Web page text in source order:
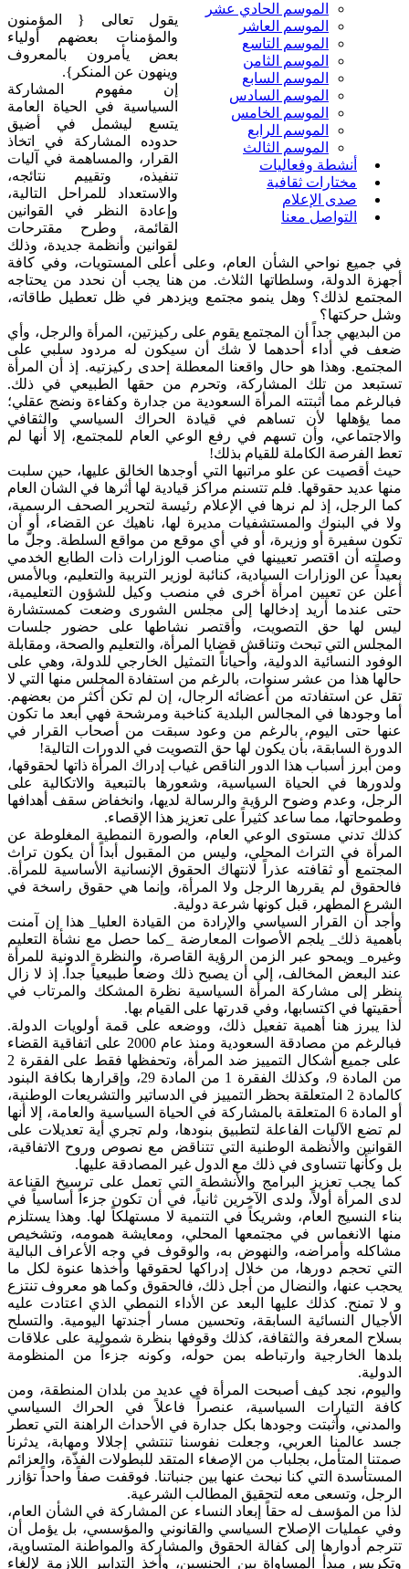
الموسم الحادي عشر
الموسم العاشر
الموسم التاسع
الموسم الثامن
الموسم السابع
الموسم السادس
الموسم الخامس
الموسم الرابع
الموسم الثالث
أنشطة وفعاليات
مختارات ثقافية
صدى الإعلام
التواصل معنا
يقول تعالى { المؤمنون
والمؤمنات بعضهم أولياء
بعض يأمرون بالمعروف
وينهون عن المنكر}.
إن مفهوم المشاركة
السياسية في الحياة العامة
يتسع ليشمل في أضيق
حدوده المشاركة في اتخاذ
القرار، والمساهمة في آليات
تنفيذه، وتقييم نتائجه،
والاستعداد للمراحل التالية،
وإعادة النظر في القوانين
القائمة، وطرح مقترحات
لقوانين وأنظمة جديدة، وذلك
في جميع نواحي الشأن العام، وعلى أعلى المستويات، وفي كافة
أجهزة الدولة، وسلطاتها الثلاث. من هنا يجب أن نحدد من يحتاجه
المجتمع لذلك؟ وهل ينمو مجتمع ويزدهر في ظل تعطيل طاقاته،
وشل حركتها؟
من البديهي جداً أن المجتمع يقوم على ركيزتين، المرأة والرجل، وأي
ضعف في أداء أحدهما لا شك أن سيكون له مردود سلبي على
المجتمع. وهذا هو حال واقعنا المعطلة إحدى ركيزتيه. إذ أن المرأة
تستبعد من تلك المشاركة، وتحرم من حقها الطبيعي في ذلك.
فبالرغم مما أثبتته المرأة السعودية من جدارة وكفاءة ونضج عقلي؛
مما يؤهلها لأن تساهم في قيادة الحراك السياسي والثقافي
والاجتماعي، وأن تسهم في رفع الوعي العام للمجتمع، إلا أنها لم
تعط الفرصة الكاملة للقيام بذلك!
حيث أقصيت عن علو مراتبها التي أوجدها الخالق عليها، حين سلبت
منها عديد حقوقها. فلم تتسنم مراكز قيادية لها أثرها في الشأن العام
كما الرجل، إذ لم نرها في الإعلام رئيسة لتحرير الصحف الرسمية،
ولا في البنوك والمستشفيات مديرة لها، ناهيك عن القضاء، أو أن
تكون سفيرة أو وزيرة، أو في أي موقع من مواقع السلطة. وجلّ ما
وصلته أن اقتصر تعيينها في مناصب الوزارات ذات الطابع الخدمي
بعيداً عن الوزارات السيادية، كنائبة لوزير التربية والتعليم، وبالأمس
أعلن عن تعيين امرأة أخرى في منصب وكيل للشؤون التعليمية،
حتى عندما أريد إدخالها إلى مجلس الشورى وضعت كمستشارة
ليس لها حق التصويت، وأقتصر نشاطها على حضور جلسات
المجلس التي تبحث وتناقش قضايا المرأة، والتعليم والصحة، ومقابلة
الوفود النسائية الدولية، وأحياناً التمثيل الخارجي للدولة، وهي على
حالها هذا من عشر سنوات، بالرغم من استفادة المجلس منها التي لا
تقل عن استفادته من أعضائه الرجال، إن لم تكن أكثر من بعضهم.
أما وجودها في المجالس البلدية كناخبة ومرشحة فهي أبعد ما تكون
عنها حتى اليوم، بالرغم من وعود سبقت من أصحاب القرار في
الدورة السابقة، بأن يكون لها حق التصويت في الدورات التالية!
ومن أبرز أسباب هذا الدور الناقص غياب إدراك المرأة ذاتها لحقوقها،
ولدورها في الحياة السياسية، وشعورها بالتبعية والاتكالية على
الرجل، وعدم وضوح الرؤية والرسالة لديها، وانخفاض سقف أهدافها
وطموحاتها، مما ساعد كثيراً على تعزيز هذا الإقصاء.
كذلك تدني مستوى الوعي العام، والصورة النمطية المغلوطة عن
المرأة في التراث المحلي، وليس من المقبول أبداً أن يكون تراث
المجتمع أو ثقافته عذراً لانتهاك الحقوق الإنسانية الأساسية للمرأة.
فالحقوق لم يقررها الرجل ولا المرأة، وإنما هي حقوق راسخة في
الشرع المطهر، قبل كونها شرعة دولية.
وأجد أن القرار السياسي والإرادة من القيادة العليا_ هذا إن آمنت
بأهمية ذلك_ يلجم الأصوات المعارضة _كما حصل مع نشأة التعليم
وغيره_ ويمحو عبر الزمن الرؤية القاصرة، والنظرة الدونية للمرأة
عند البعض المخالف، إلى أن يصبح ذلك وضعاً طبيعياً جداً. إذ لا زال
ينظر إلى مشاركة المرأة السياسية نظرة المشكك والمرتاب في
أحقيتها في اكتسابها، وفي قدرتها على القيام بها.
لذا يبرز هنا أهمية تفعيل ذلك، ووضعه على قمة أولويات الدولة.
فبالرغم من مصادقة السعودية ومنذ عام 2000 على اتفاقية القضاء
على جميع أشكال التمييز ضد المرأة، وتحفظها فقط على الفقرة 2
من المادة 9، وكذلك الفقرة 1 من المادة 29، وإقرارها بكافة البنود
كالمادة 2 المتعلقة بحظر التمييز في الدساتير والتشريعات الوطنية،
أو المادة 6 المتعلقة بالمشاركة في الحياة السياسية والعامة، إلا أنها
لم تضع الآليات الفاعلة لتطبيق بنودها، ولم تجري أية تعديلات على
القوانين والأنظمة الوطنية التي تتناقض مع نصوص وروح الاتفاقية،
بل وكأنها تتساوى في ذلك مع الدول غير المصادقة عليها.
كما يجب تعزيز البرامج والأنشطة التي تعمل على ترسيخ القناعة
لدى المرأة أولاً، ولدى الآخرين ثانياً، في أن تكون جزءاً أساسياً في
بناء النسيج العام، وشريكاً في التنمية لا مستهلكاً لها. وهذا يستلزم
منها الانغماس في مجتمعها المحلي، ومعايشة همومه، وتشخيص
مشاكله وأمراضه، والنهوض به، والوقوف في وجه الأعراف البالية
التي تحجم دورها، من خلال إدراكها لحقوقها وأخذها عنوة لكل ما
يحجب عنها، والنضال من أجل ذلك، فالحقوق وكما هو معروف تنتزع
و لا تمنح. كذلك عليها البعد عن الأداء النمطي الذي اعتادت عليه
الأجيال النسائية السابقة، وتحسين مسار أجندتها اليومية. والتسلح
بسلاح المعرفة والثقافة، كذلك وقوفها بنظرة شمولية على علاقات
بلدها الخارجية وارتباطه بمن حوله، وكونه جزءاً من المنظومة
الدولية.
واليوم، نجد كيف أصبحت المرأة في عديد من بلدان المنطقة، ومن
كافة التيارات السياسية، عنصراً فاعلاً في الحراك السياسي
والمدني، وأثبتت وجودها بكل جدارة في الأحداث الراهنة التي تعطر
جسد عالمنا العربي، وجعلت نفوسنا تنتشي إجلالا ومهابة، يدثرنا
صمتنا المتأمل، بجلباب من الإصغاء المتقد للبطولات الفذّة، والعزائم
المستأسدة التي كنا نبحث عنها بين جنباتنا. فوقفت صفاً واحداً تؤازر
الرجل، وتسعى معه لتحقيق المطالب الشرعية.
لذا من المؤسف له حقاً إبعاد النساء عن المشاركة في الشأن العام،
وفي عمليات الإصلاح السياسي والقانوني والمؤسسي، بل يؤمل أن
تترجم أدوارها إلى كفالة الحقوق والمشاركة والمواطنة المتساوية،
وتكريس مبدأ المساواة بين الجنسين، وأخذ التدابير اللازمة لإلغاء